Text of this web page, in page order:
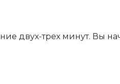
двух-трех минут. Вы